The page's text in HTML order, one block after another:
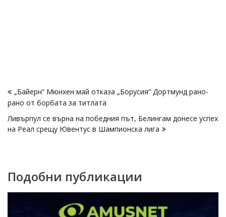
„Байерн“ Мюнхен май отказа „Борусия“ Дортмунд рано-
рано от борбата за титлата
Ливърпул се върна на победния път, Белингам донесе успех
на Реал срещу Ювентус в Шампионска лига
Подобни публикации